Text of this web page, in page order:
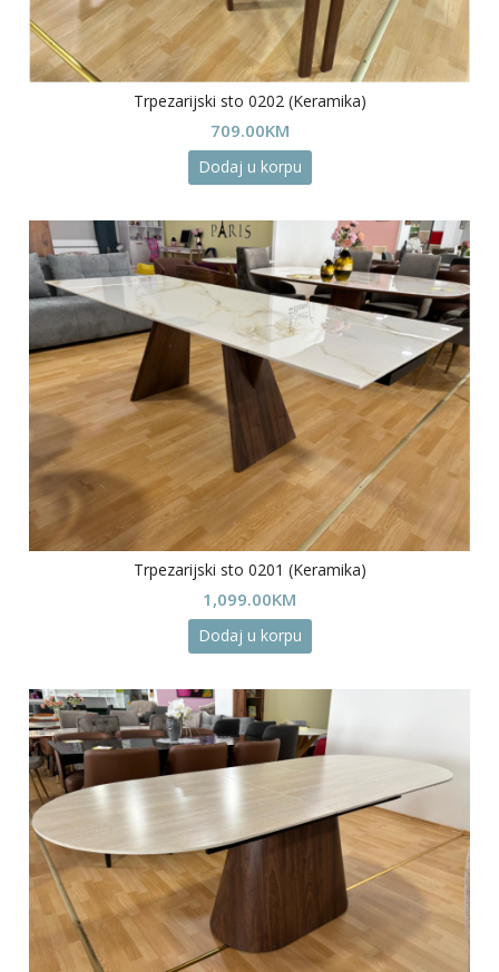
Trpezarijski sto 0202 (Keramika)
709.00KM
Dodaj u korpu
Trpezarijski sto 0201 (Keramika)
1,099.00KM
Dodaj u korpu